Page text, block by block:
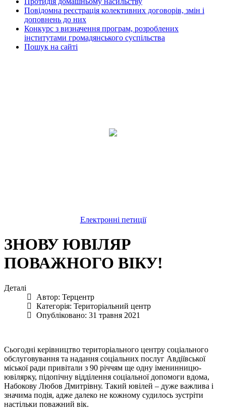
Повідомна реєстрація колективних договорів, змін і
доповнень до них
Конкурс з визначення програм, розроблених
інститутами громадянського суспільства
Пошук на сайті
Електронні петиції
ЗНОВУ ЮВІЛЯР
ПОВАЖНОГО ВІКУ!
Деталі
Автор: Терцентр
Категорія: Територіальний центр
Опубліковано: 31 травня 2021
Сьогодні керівництво територіального центру соціального
обслуговування та надання соціальних послуг Авдіївської
міської ради привітали з 90 річчям ще одну іменинницю-
ювілярку, підопічну відділення соціальної допомоги вдома,
Набокову Любов Дмитрівну. Такий ювілей – дуже важлива і
значима подія, адже далеко не кожному судилось зустріти
настільки поважний вік.